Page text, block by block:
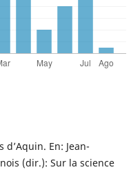
En: Jean-
(dir.): Sur la science